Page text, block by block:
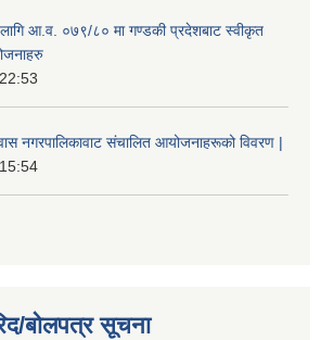
आ.व. ०७९/८० मा गण्डकी प्रदेशबाट स्वीकृत
नगरपालिकावाट संचालित आयोजनाहरूको विवरण |
बोलपत्र सूचना